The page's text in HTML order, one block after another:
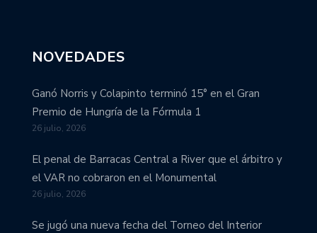
NOVEDADES
Ganó Norris y Colapinto terminó 15° en el Gran
Premio de Hungría de la Fórmula 1
26 julio, 2026
El penal de Barracas Central a River que el árbitro y
el VAR no cobraron en el Monumental
26 julio, 2026
Se jugó una nueva fecha del Torneo del Interior